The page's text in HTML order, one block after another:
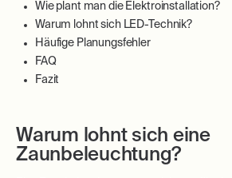
Wie plant man die Elektroinstallation?
Warum lohnt sich LED-Technik?
Häufige Planungsfehler
FAQ
Fazit
Warum lohnt sich eine
Zaunbeleuchtung?